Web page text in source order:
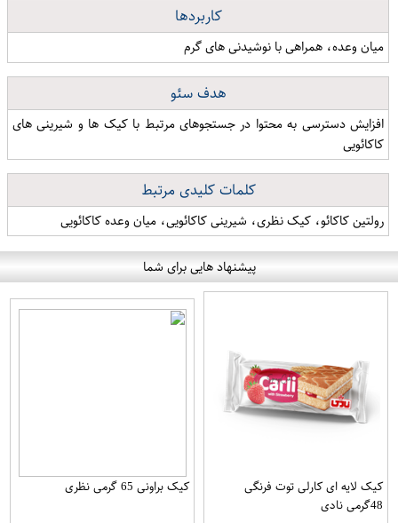
کاربردها
میان وعده، همراهی با نوشیدنی های گرم
هدف سئو
افزایش دسترسی به محتوا در جستجوهای مرتبط با کیک ها و شیرینی های
کاکائویی
کلمات کلیدی مرتبط
رولتین کاکائو، کیک نظری، شیرینی کاکائویی، میان وعده کاکائویی
پیشنهاد هایی برای شما
کیک لایه ای کارلی توت فرنگی
48گرمی نادی
کیک براونی 65 گرمی نظری